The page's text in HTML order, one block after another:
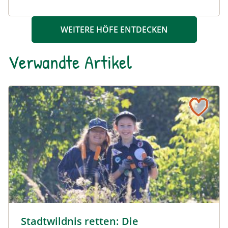
WEITERE HÖFE ENTDECKEN
Verwandte Artikel
Stadtwildnis retten: Die
Stadtwildnis retten: Die Pfadfindergruppe 31 - Stadlau